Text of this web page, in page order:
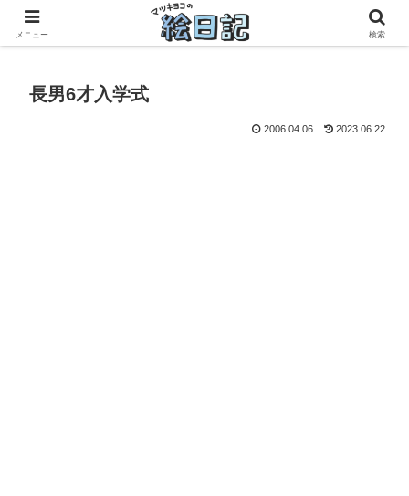
滋賀に移住した50代元主婦、フリーランス×パートの毎日
長男6才入学式
2006.04.06 2023.06.22
メニュー 検索